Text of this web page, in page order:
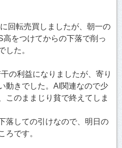
回転売買しましたが、朝一の
高をつけてからの下落で削っ
した。
の利益になりましたが、寄り
動きでした。AI関連なので少
このままじり貧で終えてしま
落しての引けなので、明日の
ろです。